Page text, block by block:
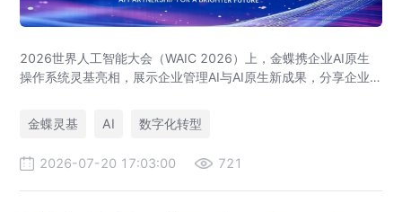
2026世界人工智能大会（WAIC 2026）上，金蝶携企业AI原生
操作系统灵基亮相，展示企业管理AI与AI原生新成果，分享企业
金蝶灵基
AI 数字化转型
2026-07-20 17:03:00 721